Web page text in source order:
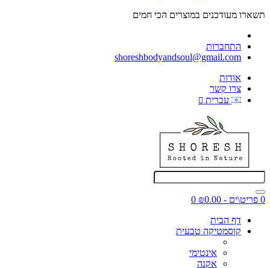
תשארו מעודכנים במוצרים הכי חמים
התחברות
shoreshbodyandsoul@gmail.com
אודות
צרו קשר
עברית
0 פריט\ים - ₪0.00
0
דף הבית
קוסמטיקה טבעית
אינטימי
אקנה